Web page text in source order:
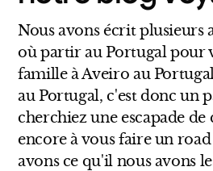
Nous avons écrit
où partir au Portugal pour
famille à Aveiro au Portugal
au Portugal, c'est donc un
cherchiez une escapade
encore à vous faire un
avons ce qu'il nous avons